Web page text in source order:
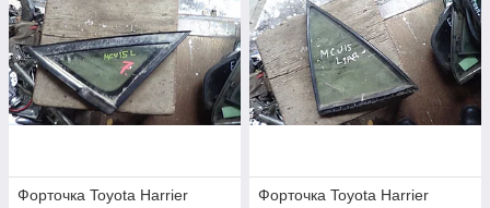
Форточка Toyota Harrier
Форточка Toyota Harrier